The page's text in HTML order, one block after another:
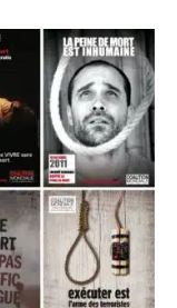
unis
de mort